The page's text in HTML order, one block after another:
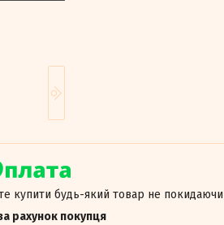
купити будь-який товар не покидаючи
рахунок покупця